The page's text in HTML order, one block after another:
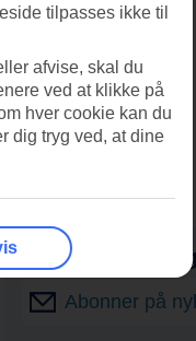
Få tilbud, tips
Abonner på
tilpasses ikke til
afvise, skal du
ved at klikke på
hver cookie kan du
dig tryg ved, at dine